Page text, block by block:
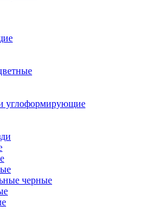
углоформирующие
черные